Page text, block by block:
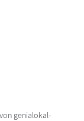
genialokal-